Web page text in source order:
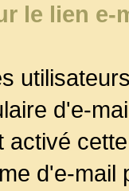
le lien
d'e-
activé
d'e-